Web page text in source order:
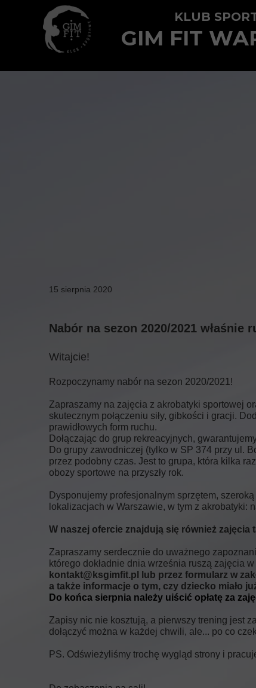
KLUB
GIM FIT
15 sierpnia 2020
Nabór na sezon 2020/2021 właśnie
Witajcie!
Rozpoczynamy nabór na sezon 2020/2021!
Zapraszamy na zajęcia z akrobatyki sportowej
skutecznym połączeniu siły, gibkości i gracji.
prawidłowych form ruchu.
Dołączając do grup rekreacyjnych,
Do grupy zawodniczej (tylko w SP 374 przy ul.
przez podobny czas. Jest to grupa, która kilka
obozy sportowe na przyszły rok.
Dysponujemy profesjonalnym sprzętem,
lokalizacjach w Warszawie, w tym z akrobatyki:
W naszej ofercie znajdują się również zajęcia
Zapraszamy serdecznie do uważnego
którego dokładnie dnia września ruszą zajęcia
kontakt@ksgimfit.pl lub przez formularz w
a także informacje o tym, czy dziecko miało
Do końca sierpnia należy uiścić opłatę za
Zapisy nic nie kosztują, a pierwszy trening jest
dołączyć można w każdej chwili, ale... po co
PS. Odświeżyliśmy trochę wygląd strony i